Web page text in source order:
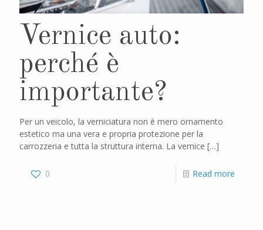
Vernice auto:
perché è
importante?
Per un veicolo, la verniciatura non è mero ornamento
estetico ma una vera e propria protezione per la
carrozzeria e tutta la struttura interna. La vernice […]
0 Read more